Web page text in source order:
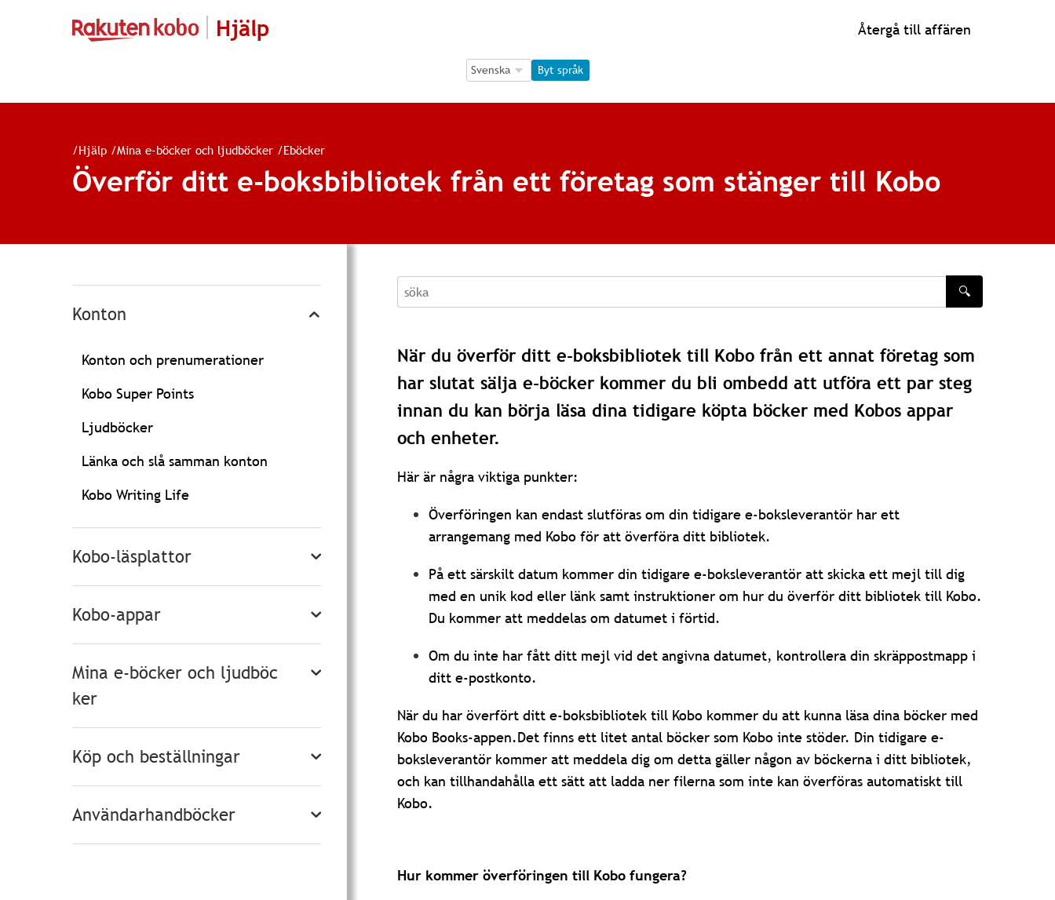
Hjälp Återgå till affären
Language Selection
Language Selection
Byt språk
/Hjälp /Mina e-böcker och ljudböcker /Eböcker
Överför ditt e-boksbibliotek från ett företag som stänger till Kobo
Konton
Konton och prenumerationer
Kobo Super Points
Ljudböcker
Länka och slå samman konton
Kobo Writing Life
Kobo-läsplattor
Kobo-appar
Mina e-böcker och ljudböc
ker
Köp och beställningar
Användarhandböcker
söka
🔍
När du överför ditt e-boksbibliotek till Kobo från ett annat företag som
har slutat sälja e-böcker kommer du bli ombedd att utföra ett par steg
innan du kan börja läsa dina tidigare köpta böcker med Kobos appar
och enheter.
Här är några viktiga punkter:
Överföringen kan endast slutföras om din tidigare e-boksleverantör har ett
arrangemang med Kobo för att överföra ditt bibliotek.
På ett särskilt datum kommer din tidigare e-boksleverantör att skicka ett mejl till dig
med en unik kod eller länk samt instruktioner om hur du överför ditt bibliotek till Kobo.
Du kommer att meddelas om datumet i förtid.
Om du inte har fått ditt mejl vid det angivna datumet, kontrollera din skräppostmapp i
ditt e-postkonto.
När du har överfört ditt e-boksbibliotek till Kobo kommer du att kunna läsa dina böcker med
Kobo Books-appen.Det finns ett litet antal böcker som Kobo inte stöder. Din tidigare e-
boksleverantör kommer att meddela dig om detta gäller någon av böckerna i ditt bibliotek,
och kan tillhandahålla ett sätt att ladda ner filerna som inte kan överföras automatiskt till
Kobo.
Hur kommer överföringen till Kobo fungera?